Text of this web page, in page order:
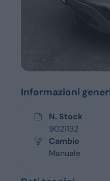
Informazioni
N. Stock
9021132
Cambio
Manuale